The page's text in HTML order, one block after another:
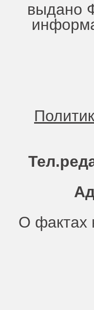
выдано
О фактах